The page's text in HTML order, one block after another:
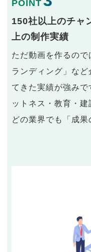
POINT
150社以上のチャ
上の制作実績
ただ動画を作るの
ランディング」な
てきた実績が強み
ットネス・教育・建
どの業界でも「成果